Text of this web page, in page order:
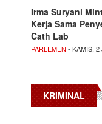
Irma Suryani
Kerja Sama
Cath Lab
PARLEMEN - KAMIS, 2
KRIMINAL